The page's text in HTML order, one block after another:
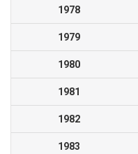
1978
1979
1980
1981
1982
1983